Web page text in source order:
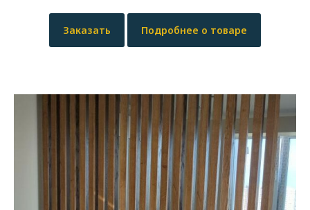
Заказать Подробнее о товаре